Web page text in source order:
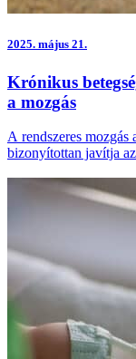
2025. május 21.
Krónikus
a mozgás
A rendszeres mozgás
bizonyítottan javítja